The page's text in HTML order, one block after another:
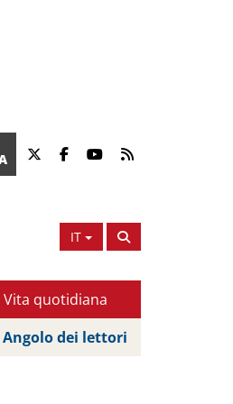
IT
Vita quotidiana
Angolo dei lettori